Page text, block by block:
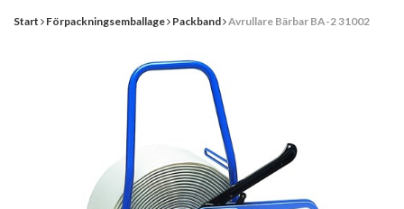
Start Förpackningsemballage Packband Avrullare Bärbar BA-2 31002